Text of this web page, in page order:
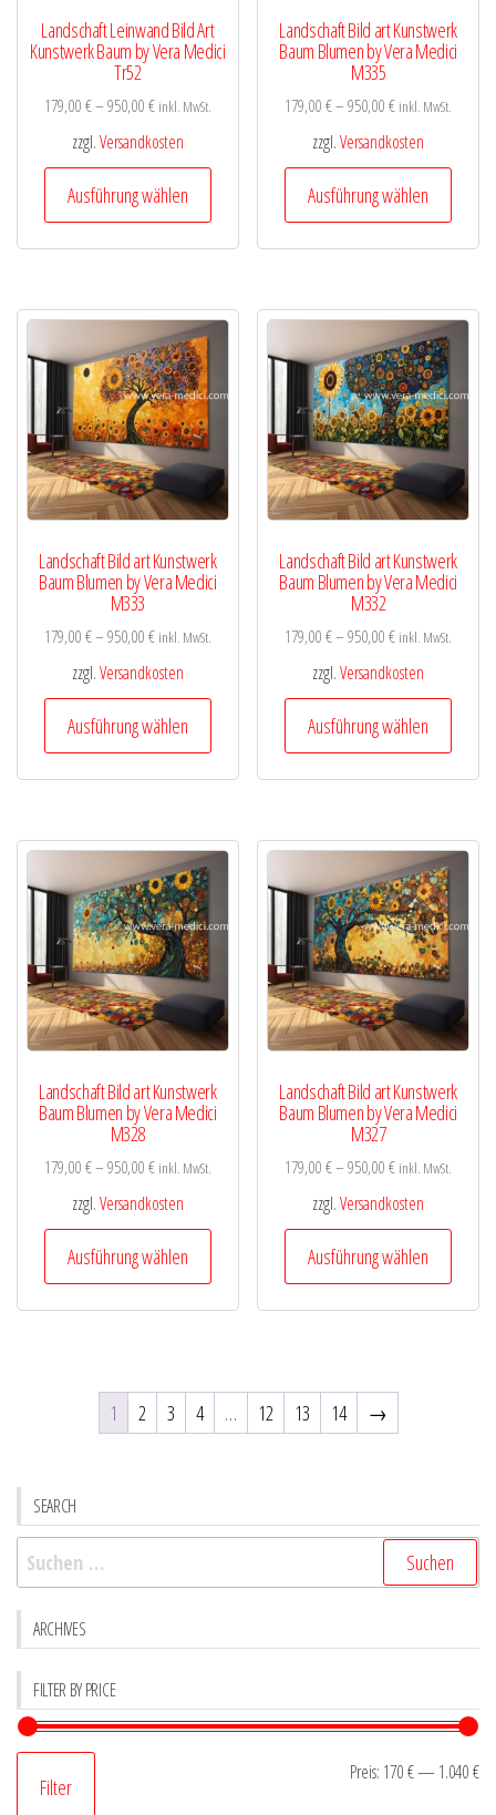
werden
Landschaft Leinwand Bild Art
Kunstwerk Baum by Vera Medici
Tr52
179,00€–950,00€ inkl. MwSt.
zzgl.Versandkosten
Ausführung wählen
Dieses
auf.
Optionen
auf
der
Produktseite
gewählt
werden
Landschaft Bild art Kunstwerk
Baum Blumen by Vera Medici
M335
179,00€–950,00€ inkl. MwSt.
zzgl.Versandkosten
Ausführung wählen
Dieses
auf.
der
Landschaft Bild art Kunstwerk
Baum Blumen by Vera Medici
M333
179,00€–950,00€ inkl. MwSt.
zzgl.Versandkosten
Ausführung wählen
Dieses
auf.
Optionen
auf
der
Produktseite
gewählt
werden
Landschaft Bild art Kunstwerk
Baum Blumen by Vera Medici
M332
179,00€–950,00€ inkl. MwSt.
zzgl.Versandkosten
Ausführung wählen
Dieses
auf.
der
Landschaft Bild art Kunstwerk
Baum Blumen by Vera Medici
M328
179,00€–950,00€ inkl. MwSt.
zzgl.Versandkosten
Ausführung wählen
Dieses
auf.
Die
werden
Landschaft Bild art Kunstwerk
Baum Blumen by Vera Medici
M327
179,00€–950,00€ inkl. MwSt.
zzgl.Versandkosten
Ausführung wählen
Dieses
der
1 2 3 4 … 12 13 14 →
SEARCH
Suchen
nach:
ARCHIVES
FILTER BY PRICE
Filter
Preis: 170 €— 1.040 €